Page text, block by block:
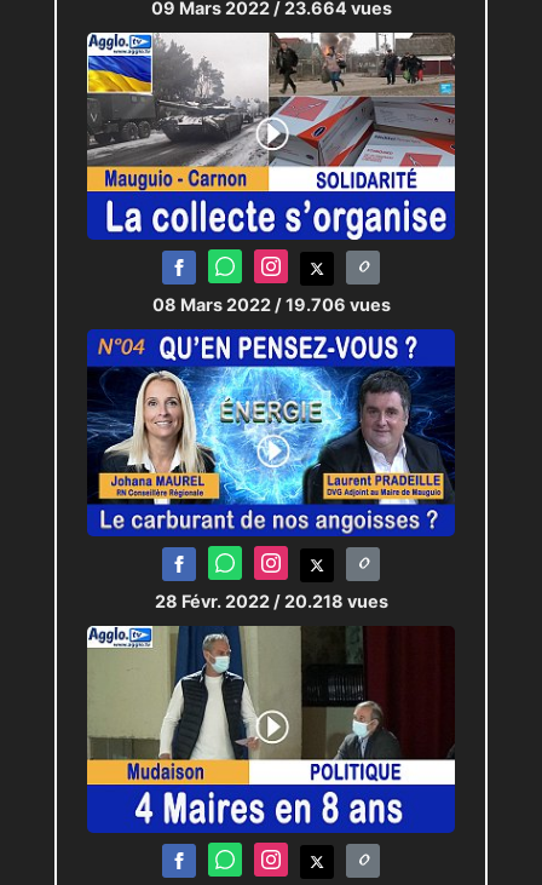
09 Mars 2022 / 23.664 vues
08 Mars 2022 / 19.706 vues
28 Févr. 2022 / 20.218 vues